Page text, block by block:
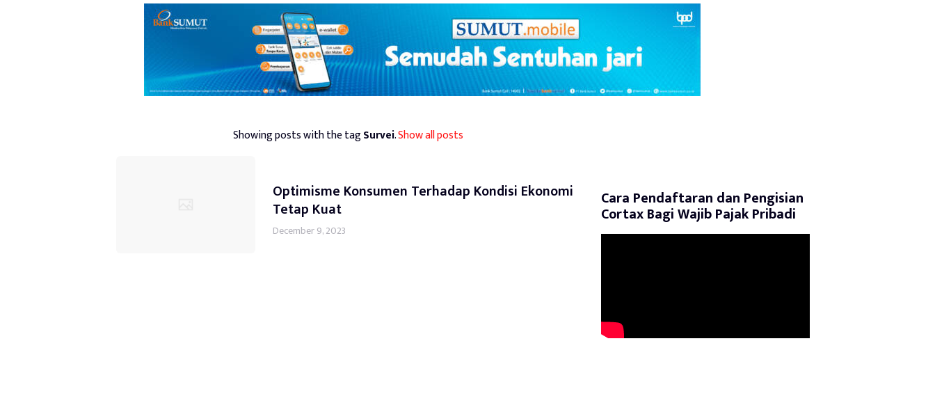
Showing posts with the tagSurvei.Show all posts
Optimisme Konsumen Terhadap Kondisi Ekonomi
Tetap Kuat
December 9, 2023
Cara Pendaftaran dan Pengisian
Cortax Bagi Wajib Pajak Pribadi